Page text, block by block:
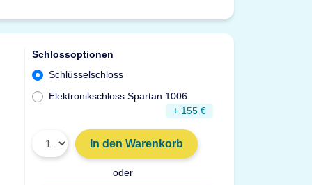
Schlossoptionen
Schlüsselschloss
Elektronikschloss Spartan 1006
+ 155 €
In den Warenkorb
oder